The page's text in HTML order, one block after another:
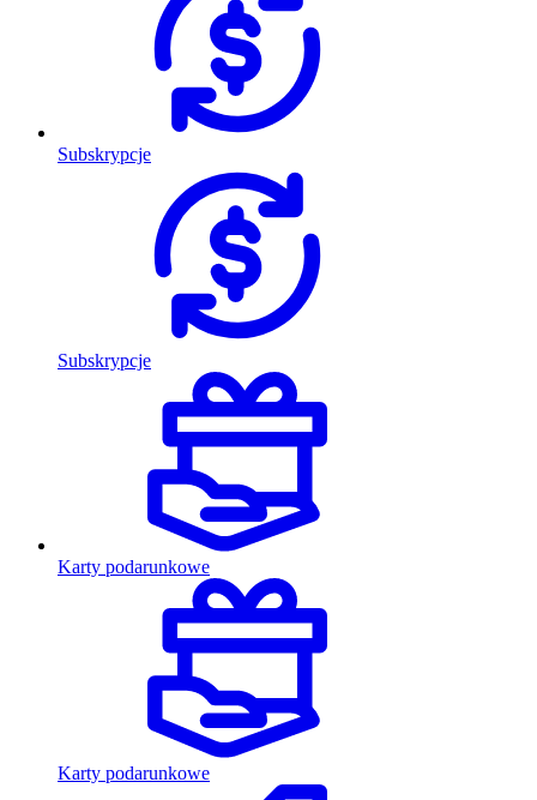
Subskrypcje
Subskrypcje
Karty podarunkowe
Karty podarunkowe